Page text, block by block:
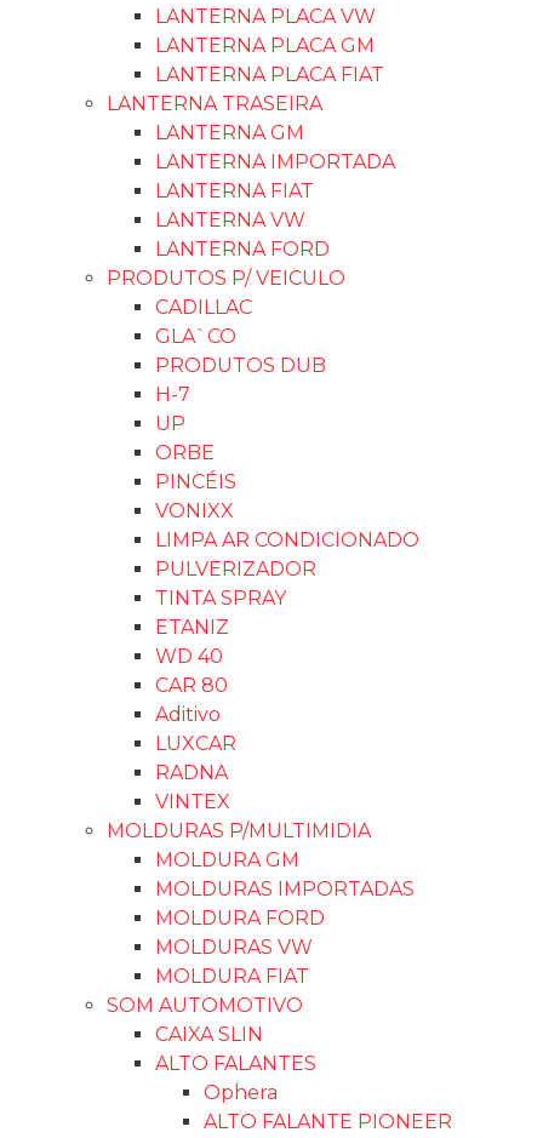
LANTERNA PLACA VW
LANTERNA PLACA GM
LANTERNA PLACA FIAT
LANTERNA TRASEIRA
LANTERNA GM
LANTERNA IMPORTADA
LANTERNA FIAT
LANTERNA VW
LANTERNA FORD
PRODUTOS P/ VEICULO
CADILLAC
GLA`CO
PRODUTOS DUB
H-7
UP
ORBE
PINCÉIS
VONIXX
LIMPA AR CONDICIONADO
PULVERIZADOR
TINTA SPRAY
ETANIZ
WD 40
CAR 80
Aditivo
LUXCAR
RADNA
VINTEX
MOLDURAS P/MULTIMIDIA
MOLDURA GM
MOLDURAS IMPORTADAS
MOLDURA FORD
MOLDURAS VW
MOLDURA FIAT
SOM AUTOMOTIVO
CAIXA SLIN
ALTO FALANTES
Ophera
ALTO FALANTE PIONEER